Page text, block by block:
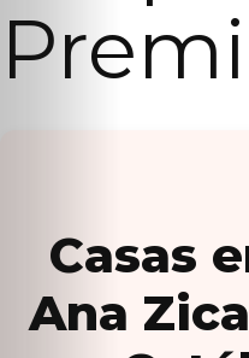
Casas
Ana